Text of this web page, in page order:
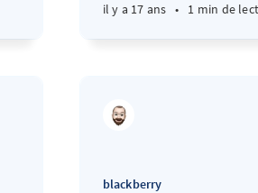
il y a 17 ans • 1 min de
blackberry